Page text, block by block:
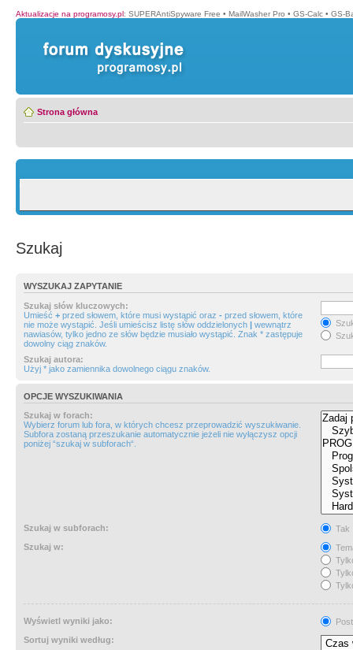
Aktualizacje na programosy.pl: SUPERAntiSpyware Free • MailWasher Pro • GS-Calc • GS-
Strona główna
Szukaj
WYSZUKAJ ZAPYTANIE
Szukaj słów kluczowych:
Umieść + przed słowem, które musi wystąpić oraz - przed słowem, które
nie może wystąpić. Jeśli umieścisz listę słów oddzielonych | wewnątrz
nawiasów, tylko jedno ze słów będzie musiało wystąpić. Znak * zastępuje
dowolny ciąg znaków.
Szukaj autora:
Użyj * jako zamiennika dowolnego ciągu znaków.
OPCJE WYSZUKIWANIA
Szukaj w forach:
Wybierz forum lub fora, w których chcesz przeprowadzić wyszukiwanie.
Subfora zostaną przeszukanie automatycznie jeżeli nie wyłączysz opcji
poniżej “szukaj w subforach“.
Szukaj w subforach:
Tak
Szukaj w:
Wyświetl wyniki jako:
Sortuj wyniki według: